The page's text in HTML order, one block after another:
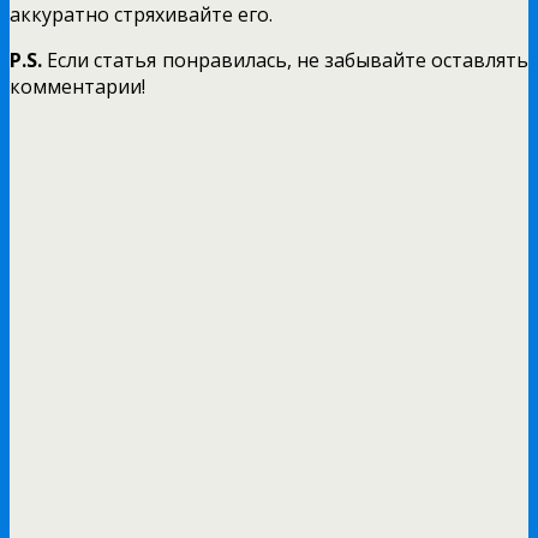
аккуратно стряхивайте его.
P.S. Если статья понравилась, не забывайте оставлять
комментарии!